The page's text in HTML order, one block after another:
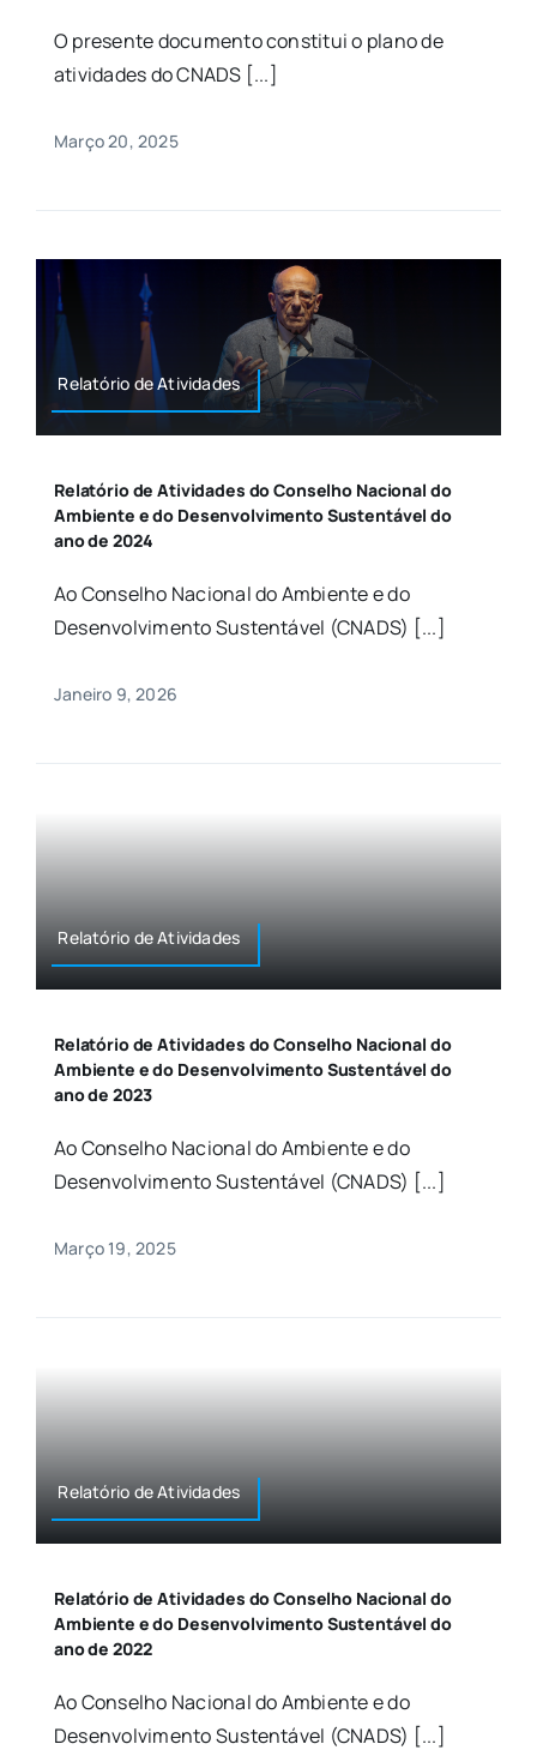
O presente documento constitui o plano de
atividades do CNADS [...]
Março 20, 2025
Relatório de Atividades
Relatório de Atividades do Conselho Nacional do
Ambiente e do Desenvolvimento Sustentável do
ano de 2024
Ao Conselho Nacional do Ambiente e do
Desenvolvimento Sustentável (CNADS) [...]
Janeiro 9, 2026
Relatório de Atividades
Relatório de Atividades do Conselho Nacional do
Ambiente e do Desenvolvimento Sustentável do
ano de 2023
Ao Conselho Nacional do Ambiente e do
Desenvolvimento Sustentável (CNADS) [...]
Março 19, 2025
Relatório de Atividades
Relatório de Atividades do Conselho Nacional do
Ambiente e do Desenvolvimento Sustentável do
ano de 2022
Ao Conselho Nacional do Ambiente e do
Desenvolvimento Sustentável (CNADS) [...]